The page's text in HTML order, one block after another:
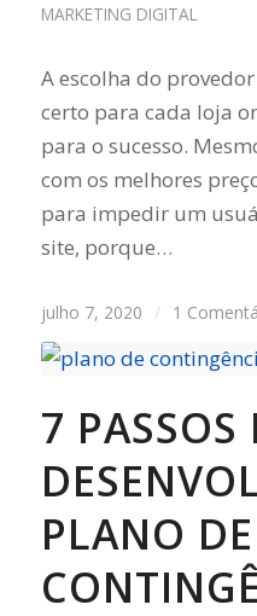
MARKETING DIGITAL
A escolha do
certo para cada loja
para o sucesso.
com os melhores
para impedir um
site, porque…
julho 7, 2020 / 1
7 PASSOS
PLANO DE